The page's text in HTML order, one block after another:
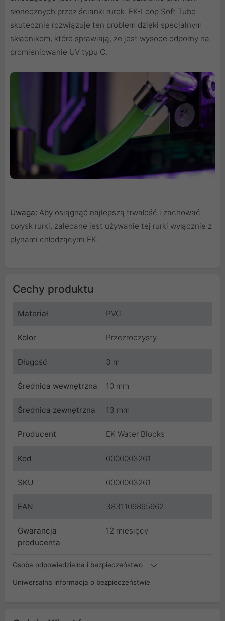
słonecznych przez ścianki rurek. EK-Loop Soft Tube
skutecznie rozwiązuje ten problem dzięki specjalnym
składnikom, które sprawiają, że jest wysoce odporny na
promieniowanie UV typu C.
Uwaga: Aby osiągnąć najlepszą trwałość i zachować
połysk rurki, zalecane jest używanie tej rurki wyłącznie z
płynami chłodzącymi EK.
Cechy produktu
Materiał PVC
Kolor Przezroczysty
Długość 3 m
Średnica wewnętrzna 10 mm
Średnica zewnętrzna 13 mm
Producent EK Water Blocks
Kod 0000003261
SKU 0000003261
EAN 3831109895962
Gwarancja
producenta
12 miesięcy
Osoba odpowiedzialna i bezpieczeństwo
Uniwersalna informacja o bezpieczeństwie